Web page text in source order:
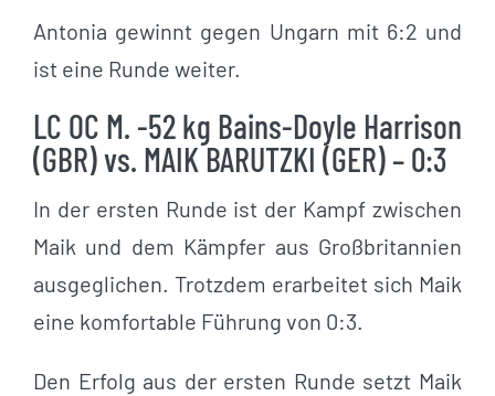
Antonia gewinnt gegen Ungarn mit 6:2 und
ist eine Runde weiter.
LC OC M. -52 kg Bains-Doyle Harrison
(GBR) vs. MAIK BARUTZKI (GER) – 0:3
In der ersten Runde ist der Kampf zwischen
Maik und dem Kämpfer aus Großbritannien
ausgeglichen. Trotzdem erarbeitet sich Maik
eine komfortable Führung von 0:3.
Den Erfolg aus der ersten Runde setzt Maik